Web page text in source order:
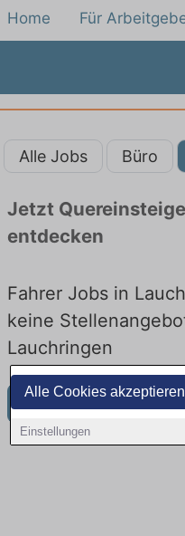
Alle Cookies akzeptieren
Einstellungen
Home Für
Alle Jobs Büro
Jetzt
entdecken
Fahrer Jobs in
keine
Lauchringen
Weitere